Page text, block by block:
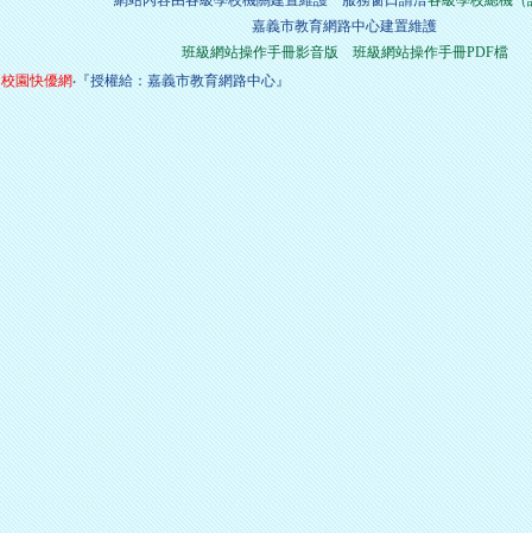
嘉義市教育網路中心建置維護
班級網站操作手冊影音版
班級網站操作手冊PDF檔
校園快優網‧『授權給：嘉義市教育網路中心』